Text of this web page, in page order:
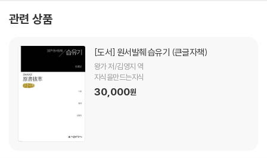
관련 상품
[도서] 원서발췌 습유기 (큰글자책)
왕가 저/김영지 역
지식을만드는지식
30,000원